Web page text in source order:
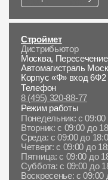
Строймет
Дистрибьютор
Москва,
Автомагистраль
Корпус «Ф» вход 6Ф2
Телефон
8 (495) 320-88-77
Режим работы
Понедельник: с 09:00
Вторник: с 09:00 до
Среда: с 09:00 до
Четверг: с 09:00 до
Пятница: с 09:00 до
Суббота: с 09:00 до
Воскресенье: с 09:00